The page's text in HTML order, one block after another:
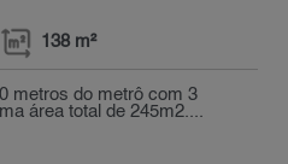
138 m²
metros do metrô com 3
área total de 245m2....